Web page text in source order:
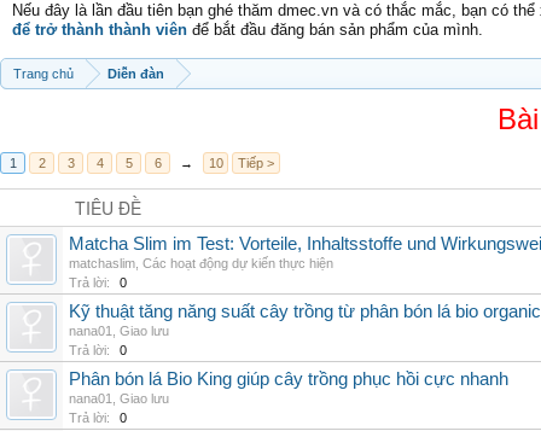
Nếu đây là lần đầu tiên bạn ghé thăm dmec.vn và có thắc mắc, bạn có
để trở thành thành viên để bắt đầu đăng bán sản phẩm của mình.
Trang chủ Diễn đàn
1 2 3 4 5 6 → 10 Tiếp >
TIÊU ĐỀ
Matcha Slim im Test: Vorteile, Inhaltsstoffe und
matchaslim Các hoạt động dự kiến thực hiện
Trả lời:
0
Kỹ thuật tăng năng suất cây trồng từ phân bón lá bio organic
nana01
Giao lưu
Trả lời:
0
Phân bón lá Bio King giúp cây trồng phục hồi cực nhanh
nana01
Giao lưu
Trả lời:
0